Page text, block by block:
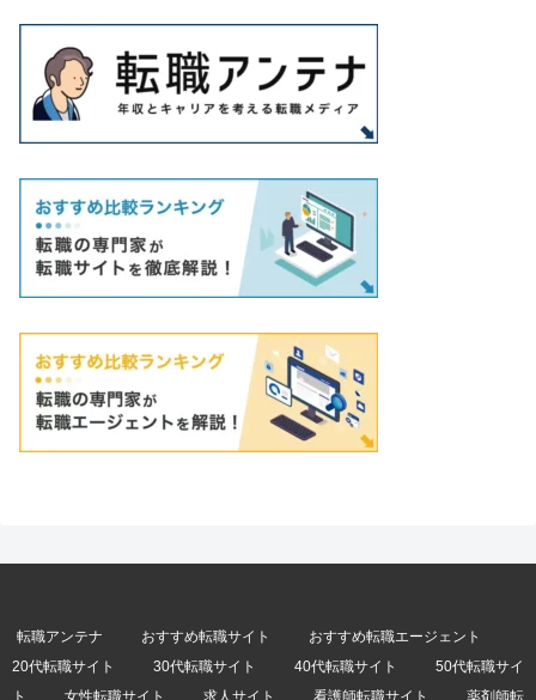
転職アンテナ おすすめ転職サイト
おすすめ転職エージェント
20代転職サイト
30代転職サイト 40代転職サイト
50代転職サイ
ト
女性転職サイト 求人サイト 看護師転職サイト 薬剤師転